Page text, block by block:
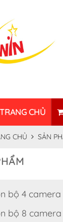
TRANG CHỦ
CHỦ SẢN
bộ 4 camera
bộ 8 camera